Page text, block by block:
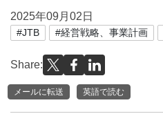
2025年09月02日
#JTB #経営戦略、事業計画
Share:
メールに転送 英語で読む